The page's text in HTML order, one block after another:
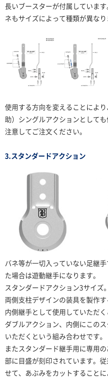
長いブースターが付属していま
ネもサイズによって種類が異なり
使用する方向を変えることによ
助）シングルアクションとして
注意してご注文ください。
3.スタンダードアクション
バネ等が一切入っていない足継
た場合は遊動継手になります。
スタンダードアクション3サイズ
両側支柱デザインの装具を製作
内側継手として使用していただ
ダブルアクション、内側にこの
いただくという組み合わせです。
またスタンダード継手用に専用
部に目盛が刻印されています。
せて、あぶみをカットすること